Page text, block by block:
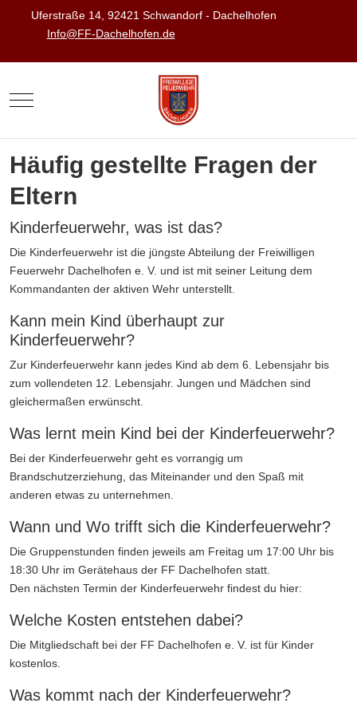
Uferstraße 14, 92421 Schwandorf - Dachelhofen
Info@FF-Dachelhofen.de
Mobile Menu Toggle
Häufig gestellte Fragen der
Eltern
Kinderfeuerwehr, was ist das?
Die Kinderfeuerwehr ist die jüngste Abteilung der Freiwilligen
Feuerwehr Dachelhofen e. V. und ist mit seiner Leitung dem
Kommandanten der aktiven Wehr unterstellt.
Kann mein Kind überhaupt zur
Kinderfeuerwehr?
Zur Kinderfeuerwehr kann jedes Kind ab dem 6. Lebensjahr bis
zum vollendeten 12. Lebensjahr. Jungen und Mädchen sind
gleichermaßen erwünscht.
Was lernt mein Kind bei der Kinderfeuerwehr?
Bei der Kinderfeuerwehr geht es vorrangig um
Brandschutzerziehung, das Miteinander und den Spaß mit
anderen etwas zu unternehmen.
Wann und Wo trifft sich die Kinderfeuerwehr?
Die Gruppenstunden finden jeweils am Freitag um 17:00 Uhr bis
18:30 Uhr im Gerätehaus der FF Dachelhofen statt.
Den nächsten Termin der Kinderfeuerwehr findest du hier:
Welche Kosten entstehen dabei?
Die Mitgliedschaft bei der FF Dachelhofen e. V. ist für Kinder
kostenlos.
Was kommt nach der Kinderfeuerwehr?